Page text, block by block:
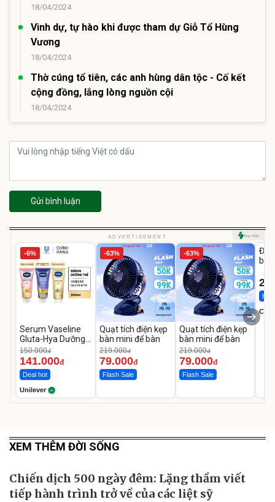
18/04/2024
Vinh dự, tự hào khi được tham dự Giỗ Tổ Hùng
Vương
18/04/2024
Thờ cúng tổ tiên, các anh hùng dân tộc - Cố kết
cộng đồng, lắng lòng nguồn cội
18/04/2024
Gửi bình luận
ADVERTISEMENT
-6%
Serum Vaseline
Gluta-Hya Dưỡng
Da Sáng Mịn Sau 7
Ngày
150.000đ
141.000đ
Deal hot
Unilever
-63%
Quạt tích điện kẹp
bàn mini để bàn
219.000đ
79.000đ
Flash Sale
-63%
Quạt tích điện kẹp
bàn mini để bàn
219.000đ
79.000đ
Flash Sale
Đai
bé
Hot
XEM THÊM ĐỜI SỐNG
Chiến dịch 500 ngày đêm: Lặng thầm viết
tiếp hành trình trở về của các liệt sỹ